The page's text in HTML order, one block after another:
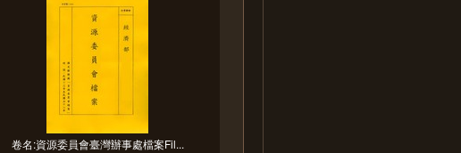
卷名:資源委員會臺灣辦事處檔案Fil...